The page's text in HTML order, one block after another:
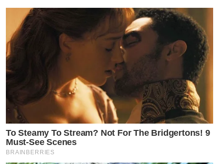
จอย ว่าขอมาดื่มต่อด้วย และนั่นคือวันแรกที่จอยแนะนำให้
พี่ๆ ในแก็งค์นี้รู้จักกับ ผช. เพราะเห็นว่าชอบตีกอล์ฟเหมือน
กัน
ต่อมาอีกตุลา 67 พี่ๆ ในแก็งค์นี้ได้นัดกับ ผช. ไปห้องซ้อม
กอล์ฟ ทางฝั่งน้องและฝั่ง ผช.ต่างก็ได้โทรตามให้จอยไปหา
นั่นคือวันที่น้องได้เจอกับ ผช. พอหลายๆ อย่างเริ่มชัดขึ้น ได้
มีคนเคยโทรไปคุยกับน้องเรื่องนี้ เพราะเห็นว่าน้องก็เคยอยู่
กินในบ้านของจอย ประมาณว่าทำแบบนี้ได้ใช่ไหม?
9. ตลอดเวลาที่ผ่านมา ไม่ว่าจะเป็นเรื่องอะไรก็ตามที่เกิดขึ้น
To Steamy To Stream? Not For The Bridgertons! 9
Must-See Scenes
BRAINBERRIES